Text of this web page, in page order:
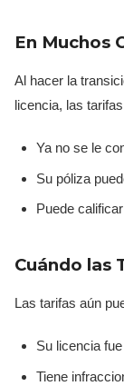
En Muchos
Al hacer la
licencia, las
Ya no se le
Su póliza
Puede
Cuándo las
Las tarifas aún
Su licencia
Tiene